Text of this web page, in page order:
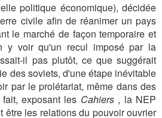
politique économique), décidée
civile afin de réanimer un pays
le marché de façon temporaire et
y voir qu'un recul imposé par la
il pas plutôt, ce que suggérait
des soviets, d'une étape inévitable
par le prolétariat, même dans des
exposant les Cahiers, la NEP
être les relations du pouvoir ouvrier